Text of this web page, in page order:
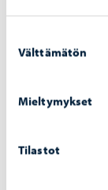
valinta
Välttämätön
Mieltymykset
Tilastot